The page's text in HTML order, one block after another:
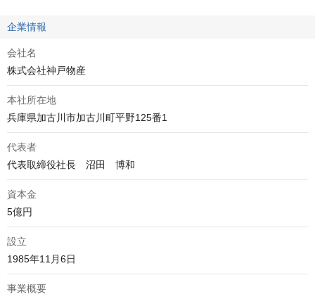
企業情報
会社名
株式会社神戸物産
本社所在地
兵庫県加古川市加古川町平野125番1
代表者
代表取締役社長　沼田　博和
資本金
5億円
設立
1985年11月6日
事業概要